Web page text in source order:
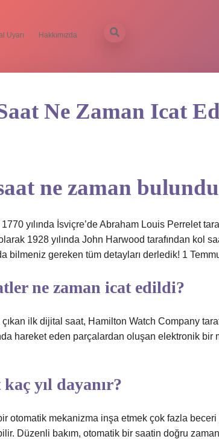
Uyarı Hakkımızda
Ne Zaman Icat
ne zaman
yılında İsviçre’de Abraham Louis Perrelet
1928 yılında John Harwood tarafından kol
bilmeniz gereken tüm detayları derledik! 1
ne zaman icat edildi?
ilk dijital saat, Hamilton Watch Company
hareket eden parçalardan oluşan elektronik
yıl dayanır?
otomatik mekanizma inşa etmek çok fazla
Düzenli bakım, otomatik bir saatin doğru